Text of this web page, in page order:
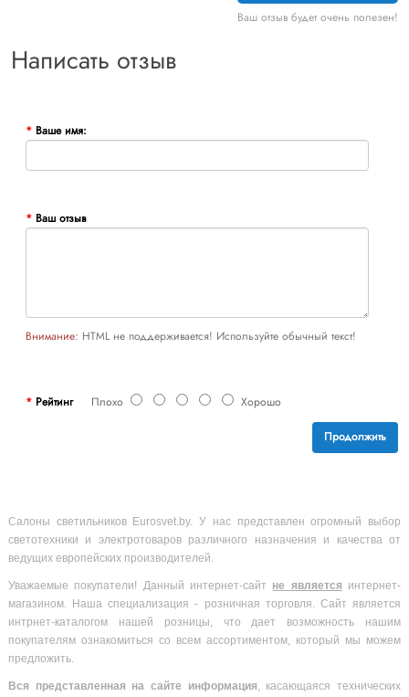
Ваш отзыв будет очень полезен!
Написать отзыв
Ваше имя:
Ваш отзыв
Внимание: HTML не поддерживается! Используйте обычный текст!
РейтингПлохо Хорошо
Продолжить
Салоны светильников Eurosvet.by. У нас представлен огромный выбор
светотехники и электротоваров различного назначения и качества от
ведущих европейских производителей.
Уважаемые покупатели! Данный интернет-сайт не является интернет-
магазином. Наша специализация - розничная торговля. Сайт является
интрнет-каталогом нашей розницы, что дает возможность нашим
покупателям ознакомиться со всем ассортиментом, который мы можем
предложить.
Вся представленная на сайте информация, касающаяся технических